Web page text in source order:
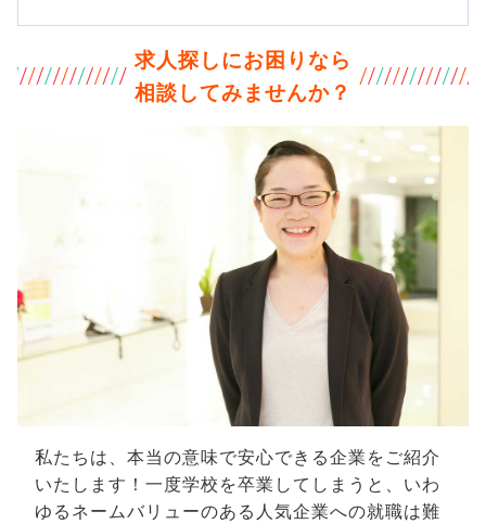
求人探しにお困りなら
相談してみませんか？
私たちは、本当の意味で安心できる企業をご紹介
いたします！一度学校を卒業してしまうと、いわ
ゆるネームバリューのある人気企業への就職は難